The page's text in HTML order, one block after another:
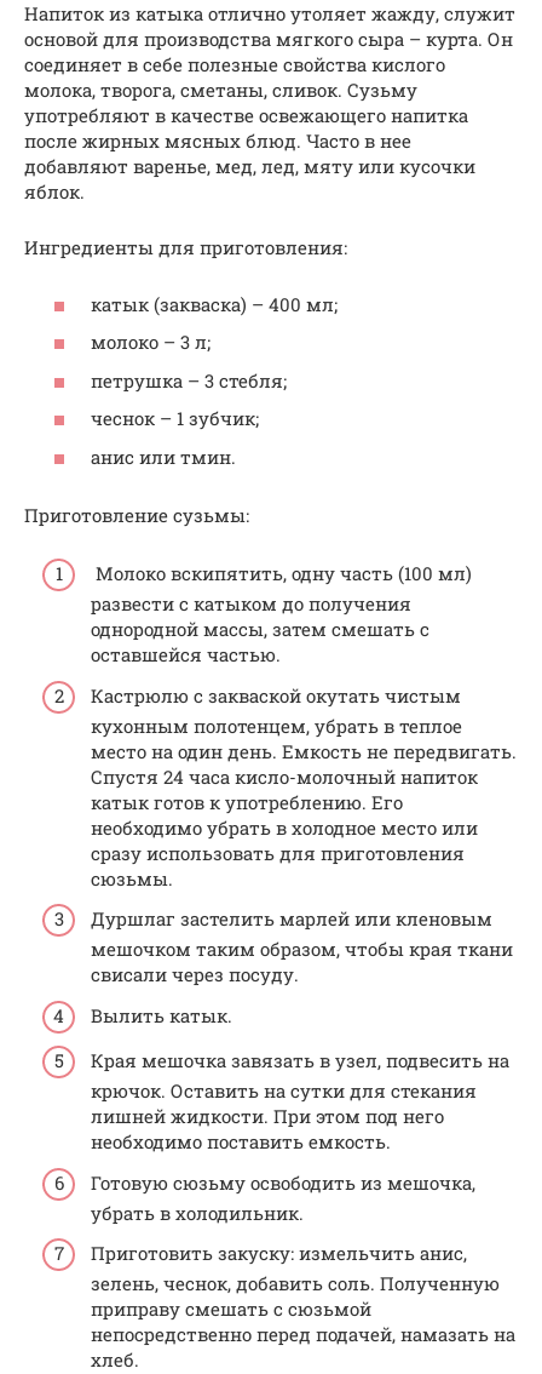
Напиток из катыка отлично утоляет жажду, служит
основой для производства мягкого сыра – курта. Он
соединяет в себе полезные свойства кислого
молока, творога, сметаны, сливок. Сузьму
употребляют в качестве освежающего напитка
после жирных мясных блюд. Часто в нее
добавляют варенье, мед, лед, мяту или кусочки
яблок.
Ингредиенты для приготовления:
катык (закваска) – 400 мл;
молоко – 3 л;
петрушка – 3 стебля;
чеснок – 1 зубчик;
анис или тмин.
Приготовление сузьмы:
Молоко вскипятить, одну часть (100 мл)
развести с катыком до получения
однородной массы, затем смешать с
оставшейся частью.
Кастрюлю с закваской окутать чистым
кухонным полотенцем, убрать в теплое
место на один день. Емкость не передвигать.
Спустя 24 часа кисло-молочный напиток
катык готов к употреблению. Его
необходимо убрать в холодное место или
сразу использовать для приготовления
сюзьмы.
Дуршлаг застелить марлей или кленовым
мешочком таким образом, чтобы края ткани
свисали через посуду.
Вылить катык.
Края мешочка завязать в узел, подвесить на
крючок. Оставить на сутки для стекания
лишней жидкости. При этом под него
необходимо поставить емкость.
Готовую сюзьму освободить из мешочка,
убрать в холодильник.
Приготовить закуску: измельчить анис,
зелень, чеснок, добавить соль. Полученную
приправу смешать с сюзьмой
непосредственно перед подачей, намазать на
хлеб.